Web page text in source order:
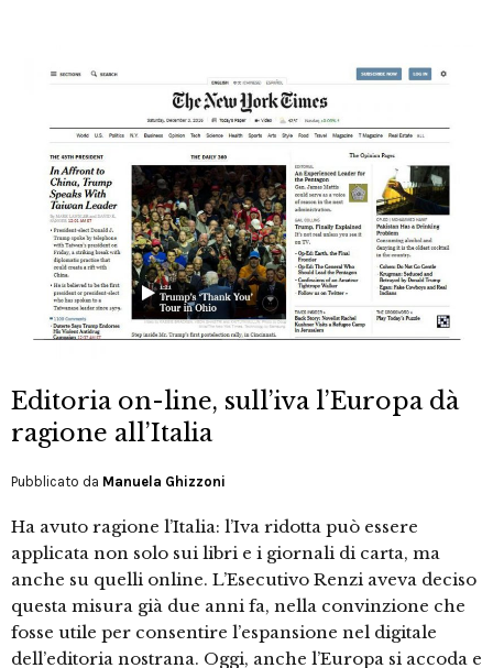
Editoria on-line, sull’iva l’Europa dà
ragione all’Italia
Pubblicato da Manuela Ghizzoni
Ha avuto ragione l’Italia: l’Iva ridotta può essere
applicata non solo sui libri e i giornali di carta, ma
anche su quelli online. L’Esecutivo Renzi aveva deciso
questa misura già due anni fa, nella convinzione che
fosse utile per consentire l’espansione nel digitale
dell’editoria nostrana. Oggi, anche l’Europa si accoda e